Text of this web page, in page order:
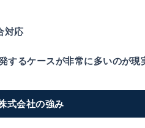
対応
するケースが非常に多いのが現
式会社の強み